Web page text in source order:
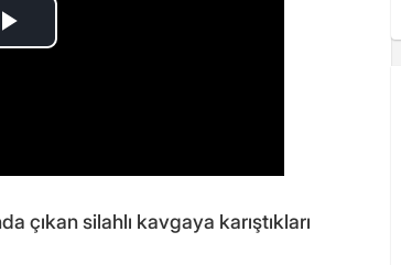
çıkan silahlı kavgaya karıştıkları